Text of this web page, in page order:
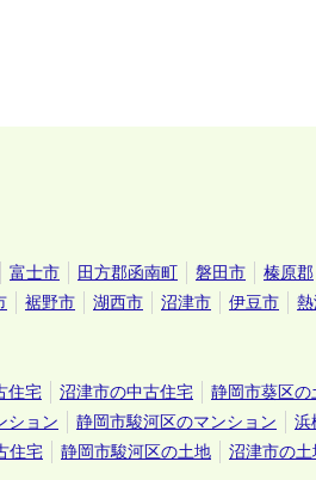
富士市 田方郡函南町 磐田市 榛原郡
裾野市 湖西市 沼津市 伊豆市
住宅 沼津市の中古住宅 静岡市葵区の
ション 静岡市駿河区のマンション
浜
住宅 静岡市駿河区の土地 沼津市の土